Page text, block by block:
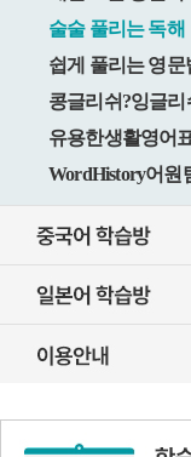
술술 풀리는 독해
쉽게 풀리는 영문
콩글리쉬?잉글리
유용한생활영어
WordHistory어원